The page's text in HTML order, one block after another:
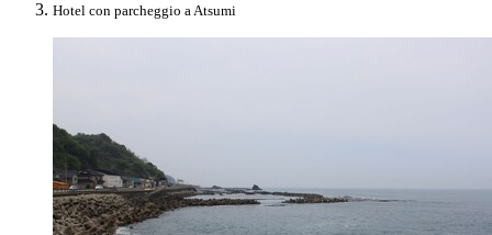
Hotel con parcheggio a Atsumi